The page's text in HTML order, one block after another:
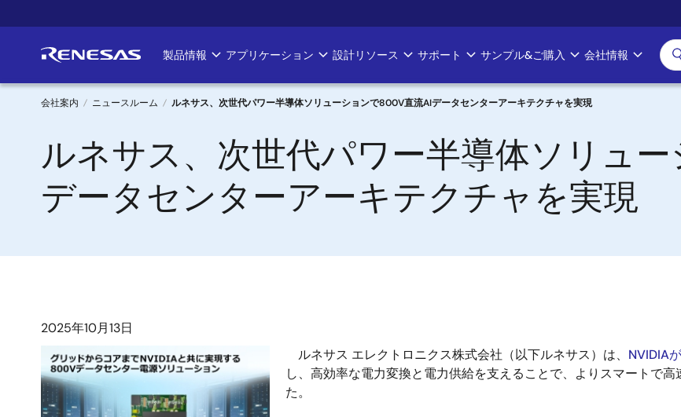
イ
ン
Main
navigation
製品情報 アプリケーション 設計リソース サポート サンプル&ご購入 会社情報
パ
ン
く
会社案内 ニュースルーム ルネサス、次世代パワー半導体ソリューションで800V直流AIデータセンターアーキテクチャを実現
ルネサス、次世代パワー半導体ソリュ
データセンターアーキテクチャを実現
2025年10月13日
ルネサス エレクトロニクス株式会社（以下ルネサス）は、 NVIDIA
し、高効率な電力変換と電力供給を支えることで、よりスマートで
た。